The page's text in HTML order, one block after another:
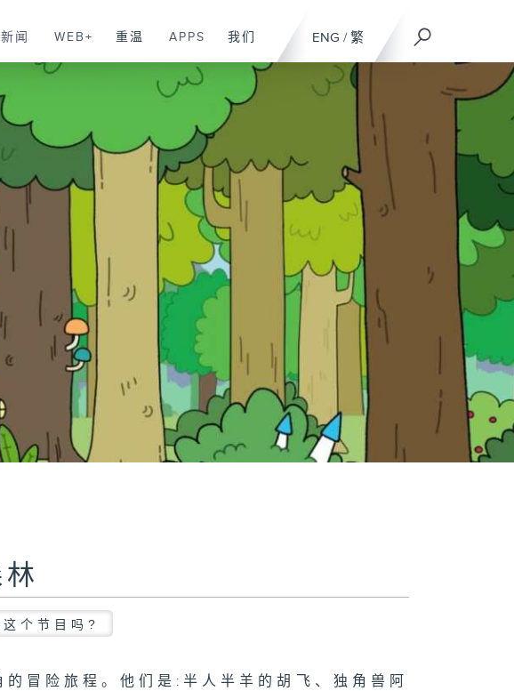
ENG / 繁
新闻 WEB+ 重温 APPS 我们
个节目吗?
的冒险旅程。他们是:半人半羊的胡飞、独角兽阿